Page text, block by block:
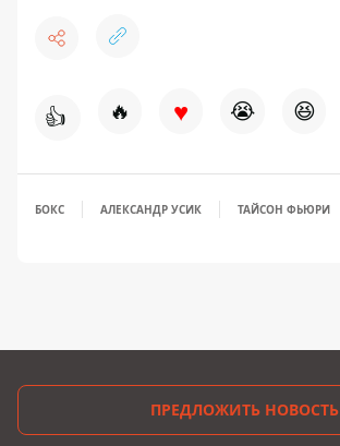
👍 🔥 ♥ 😭 😆
БОКС АЛЕКСАНДР УСИК ТАЙСОН ФЬЮРИ
ПРЕДЛОЖИТЬ НОВОСТЬ